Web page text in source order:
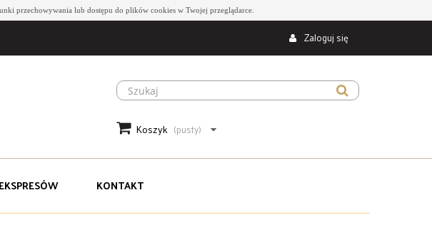
przechowywania lub dostępu do plików cookies w Twojej przeglądarce.
Zaloguj się
Koszyk (pusty)
KONTAKT